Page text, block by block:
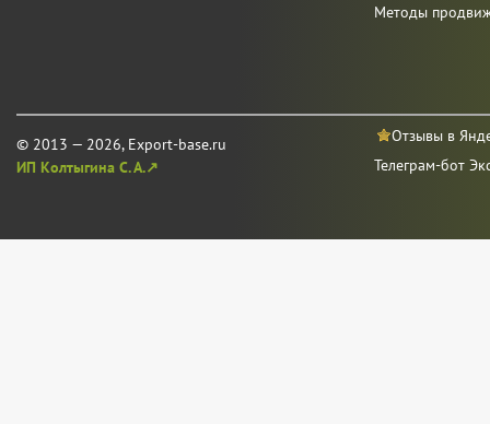
© 2013 — 2026, Export-base.ru
ИП Колтыгина С. А.↗
Методы
Отзывы в
Телеграм-бот